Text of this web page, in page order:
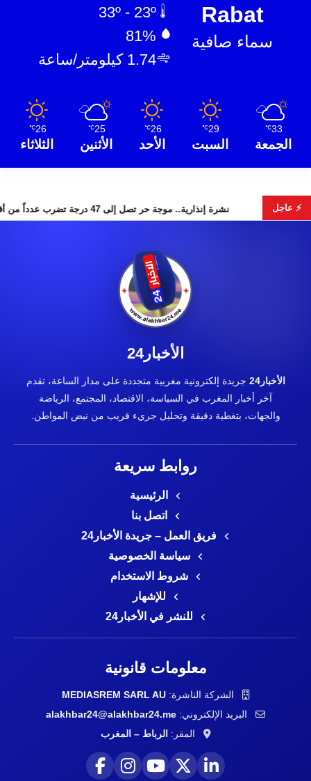
Rabat
سماء صافية
81%
1.74 كيلومتر/ساعة
33
℃
الجمعة
29
℃
السبت
26
℃
الأحد
25
℃
الأثنين
26
℃
الثلاثاء
⚡ عاجلعن هويات الضحايا نشرة إنذارية.. موجة حر تصل إلى 47 درجة تضرب عدداً من أقاليم المغرب
الأخبار24
الأخبار24
جريدة إلكترونية مغربية متجددة على مدار الساعة، تقدم
آخر أخبار المغرب في السياسة، الاقتصاد، المجتمع، الرياضة
والجهات، بتغطية دقيقة وتحليل جريء قريب من نبض المواطن.
روابط سريعة
الرئيسية
اتصل بنا
فريق العمل – جريدة الأخبار24
سياسة الخصوصية
شروط الاستخدام
للإشهار
للنشر في الأخبار24
معلومات قانونية
الشركة الناشرة:MEDIASREM SARL AU
البريد الإلكتروني: alakhbar24@alakhbar24.me
المقر:الرباط – المغرب